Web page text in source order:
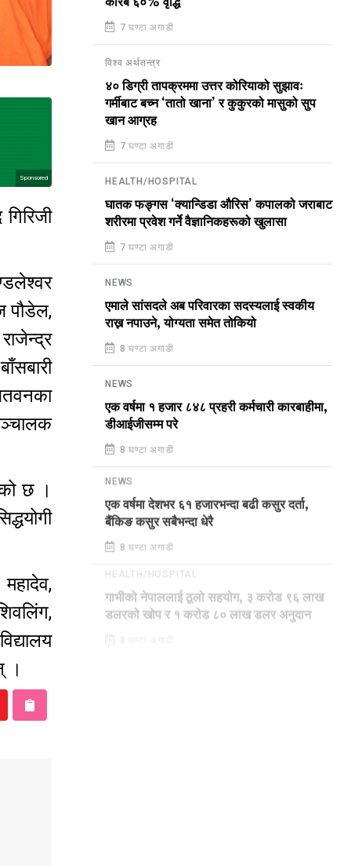
Sponsored
पौडेल,
छ ।
।
7 घण्टा अगाडी
विश्व अर्थतन्त्र
४० डिग्री तापक्रममा उत्तर कोरियाको सुझावः
गर्मीबाट बच्न ‘तातो खाना’ र कुकुरको मासुको सुप
खान आग्रह
7 घण्टा अगाडी
HEALTH/HOSPITAL
घातक फङ्गस ‘क्यान्डिडा औरिस’ कपालको जराबाट
शरीरमा प्रवेश गर्ने वैज्ञानिकहरूको खुलासा
7 घण्टा अगाडी
NEWS
एमाले सांसदले अब परिवारका सदस्यलाई स्वकीय
राख्न नपाउने, योग्यता समेत तोकियो
8 घण्टा अगाडी
NEWS
एक वर्षमा १ हजार ८४८ प्रहरी कर्मचारी कारबाहीमा,
डीआईजीसम्म परे
8 घण्टा अगाडी
NEWS
एक वर्षमा देशभर ६१ हजारभन्दा बढी कसुर दर्ता,
बैंकिङ कसुर सबैभन्दा धेरै
8 घण्टा अगाडी
गाभीको नेपाललाई ठूलो सहयोग, ३ करोड ९६ लाख
डलरको खोप र १ करोड ८० लाख डलर अनुदान